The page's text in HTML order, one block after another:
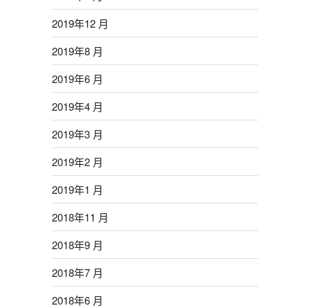
2019年12 月
2019年8 月
2019年6 月
2019年4 月
2019年3 月
2019年2 月
2019年1 月
2018年11 月
2018年9 月
2018年7 月
2018年6 月